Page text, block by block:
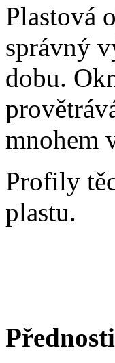
Plastová
správný
dobu.
mnohem
Profily
plastu.